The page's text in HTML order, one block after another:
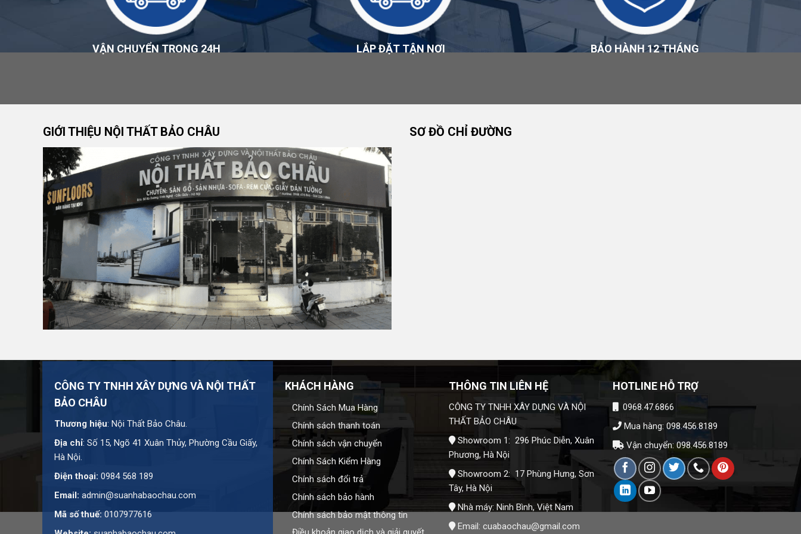
Sản phẩm được xem xét đổi trả nếu đáp ứng các điều kiện được công bố tại Chính sách đổi trả và hoàn tiền.
Chính Sách Bảo Hành
Thời hạn và phạm vi bảo hành áp dụng theo chính sách của sản phẩm, nhà sản xuất và nội dung được công bố
Đơn Vị Cung Cấp Sản Phẩm
CÔNG TY TNHH XÂY DỰNG VÀ NỘI THẤT BẢO CHÂU
Thương hiệu:
Nội Thất Bảo Châu
Mã số thuế: 0107977616
Địa chỉ: Số 15, Ngõ 41 Xuân Thủy, Phường Cầu Giấy, Hà Nội
Hotline: 0984 568 189
Email:
admin@suanhabaochau.com
Website:suanhabaochau.com
Bạn cần tư vấn thêm về sản phẩm này?Liên hệ với Bảo Châuđể được khảo sát và báo giá chi tiết.
VẬN CHUYỂN TRONG 24H LẮP ĐẶT TẬN NƠI BẢO HÀNH 12 THÁNG
GIỚI THIỆU NỘI THẤT BẢO CHÂU SƠ ĐỒ CHỈ ĐƯỜNG
CÔNG TY TNHH XÂY DỰNG VÀ NỘI THẤT
BẢO CHÂU
Thương hiệu: Nội Thất Bảo Châu.
Địa chỉ: Số 15, Ngõ 41 Xuân Thủy, Phường Cầu Giấy,
Hà Nội.
Điện thoại: 0984 568 189
Email: admin@suanhabaochau.com
Mã số thuế: 0107977616
KHÁCH HÀNG
Chính Sách Mua Hàng
Chính sách thanh toán
Chính sách vận chuyển
Chính Sách Kiểm Hàng
Chính sách đổi trả
Chính sách bảo hành
Chính sách bảo mật thông tin
THÔNG TIN LIÊN HỆ
CÔNG TY TNHH XÂY DỰNG VÀ NỘI
THẤT BẢO CHÂU
Showroom 1: 296 Phúc Diễn, Xuân
Phương, Hà Nội
Showroom 2: 17 Phùng Hưng, Sơn
Tây, Hà Nội
Nhà máy: Ninh Bình, Việt Nam
Email: cuabaochau@gmail.com
HOTLINE HỖ TRỢ
0968.47.6866
Mua hàng: 098.456.8189
Vận chuyển: 098.456.8189